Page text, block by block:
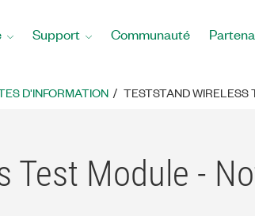
Support Communauté
D'INFORMATION TESTSTAND WIRELESS
Test Module -